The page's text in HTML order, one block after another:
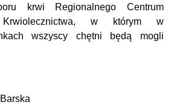
krwi Regionalnego Centrum
w którym w
wszyscy chętni będą mogli